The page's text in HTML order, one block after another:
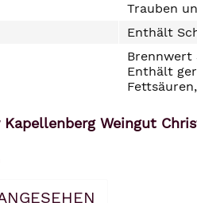
Trauben
Enthält
Brennwert
Enthält
Weingut